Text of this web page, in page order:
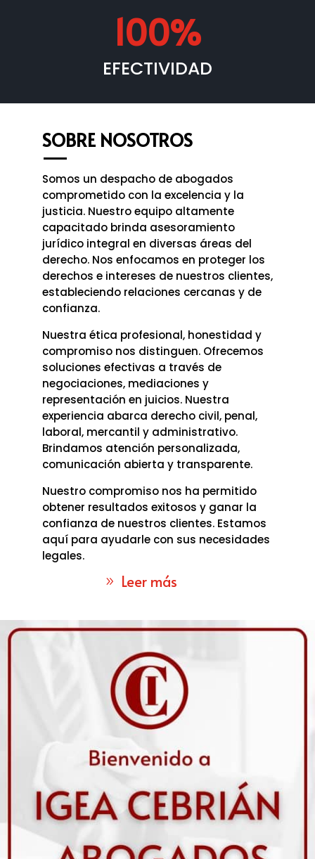
100%
EFECTIVIDAD
SOBRE NOSOTROS
Somos un despacho de abogados
comprometido con la excelencia y la
justicia. Nuestro equipo altamente
capacitado brinda asesoramiento
jurídico integral en diversas áreas del
derecho. Nos enfocamos en proteger los
derechos e intereses de nuestros clientes,
estableciendo relaciones cercanas y de
confianza.
Nuestra ética profesional, honestidad y
compromiso nos distinguen. Ofrecemos
soluciones efectivas a través de
negociaciones, mediaciones y
representación en juicios. Nuestra
experiencia abarca derecho civil, penal,
laboral, mercantil y administrativo.
Brindamos atención personalizada,
comunicación abierta y transparente.
Nuestro compromiso nos ha permitido
obtener resultados exitosos y ganar la
confianza de nuestros clientes. Estamos
aquí para ayudarle con sus necesidades
legales.
Leer más